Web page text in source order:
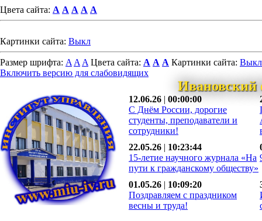
Цвета сайта: A A A A A
Картинки сайта: Выкл
Размер шрифта: A A A Цвета сайта: A A A Картинки сайта: Выкл
Включить версию для слабовидящих
12.06.26 | 00:00:00
С Днём России, дорогие
студенты, преподаватели и
сотрудники!
22.05.26 | 10:23:44
15-летие научного журнала «На
пути к гражданскому обществу»
01.05.26 | 10:09:20
Поздравляем с праздником
весны и труда!